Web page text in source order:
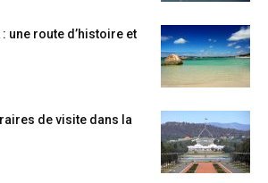
: une route d’histoire et
de visite dans la